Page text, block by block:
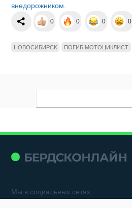
внедорожником.
0 0 0 0
НОВОСИБИРСК ПОГИБ МОТОЦИКЛИСТ
Мы в социальных сетях